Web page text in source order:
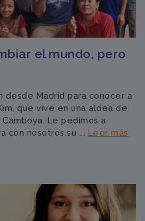
el mundo, pero
desde Madrid para conocer a
que vive en una aldea de
Le pedimos a
con nosotros su ... Leer más